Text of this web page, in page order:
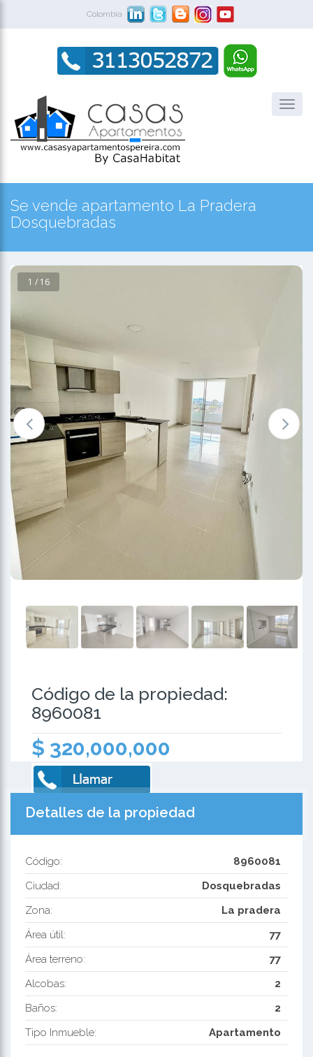
Colombia
Se vende apartamento La Pradera
Dosquebradas
1 / 16
Código de la propiedad:
8960081
$ 320,000,000
Detalles de la propiedad
Código:
8960081
Ciudad:
Dosquebradas
Zona:
La pradera
Área útil:
77
Área terreno:
77
Alcobas:
2
Baños:
2
Tipo Inmueble:
Apartamento